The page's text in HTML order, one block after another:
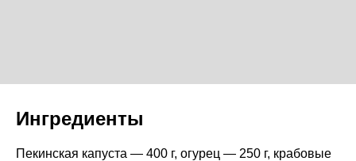
Ингредиенты
Пекинская капуста — 400 г, огурец — 250 г, крабовые